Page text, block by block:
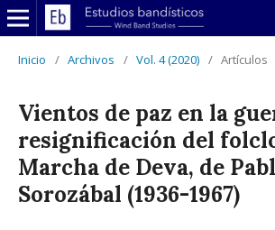
Inicio / Archivos / Vol. 4 (2020) / Artículos
Vientos de paz en la
resignificación del
Marcha de Deva, de
Sorozábal (1936-1967)